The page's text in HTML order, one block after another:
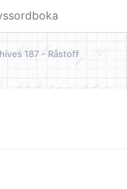
187 - Råstoff